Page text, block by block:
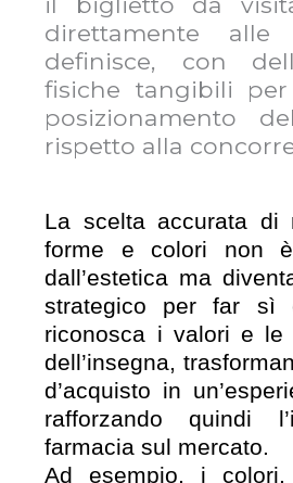
direttamente
definisce, con
fisiche tangibili
posizionamento
rispetto alla
La scelta accurata di
forme e colori non
dall’estetica ma
strategico per far sì
riconosca i valori e le
dell’insegna,
d’acquisto in
rafforzando quindi
farmacia sul mercato.
Ad esempio, i